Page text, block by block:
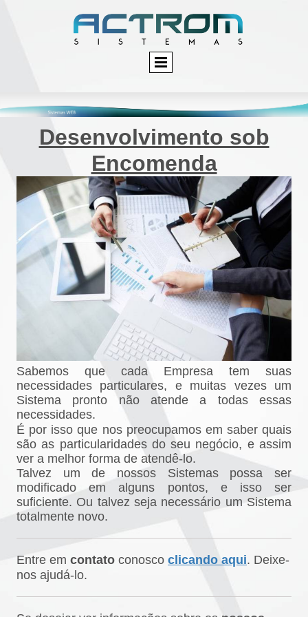
Desenvolvimento sob
Encomenda
Sabemos que cada Empresa tem suas
necessidades particulares, e muitas vezes um
Sistema pronto não atende a todas essas
necessidades.
É por isso que nos preocupamos em saber quais
são as particularidades do seu negócio, e assim
ver a melhor forma de atendê-lo.
Talvez um de nossos Sistemas possa ser
modificado em alguns pontos, e isso ser
suficiente. Ou talvez seja necessário um Sistema
totalmente novo.
Entre em contato conosco clicando aqui. Deixe-
nos ajudá-lo.